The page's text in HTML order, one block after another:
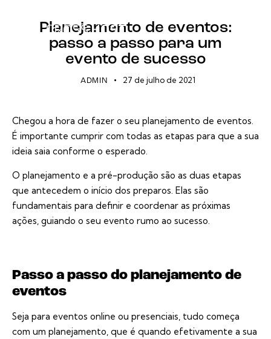
Planejamento de eventos:
passo a passo para um
evento de sucesso
ADMIN 27 de julho de 2021
Chegou a hora de fazer o seu planejamento de eventos.
É importante cumprir com todas as etapas para que a sua
ideia saia conforme o esperado.
O planejamento e a pré-produção são as duas etapas
que antecedem o início dos preparos. Elas são
fundamentais para definir e coordenar as próximas
ações, guiando o seu evento rumo ao sucesso.
Passo a passo do planejamento de
eventos
Seja para eventos online ou presenciais, tudo começa
com um planejamento, que é quando efetivamente a sua